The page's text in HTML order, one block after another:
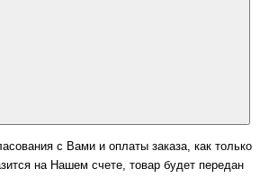
с Вами и оплаты заказа, как только
на Нашем счете, товар будет передан